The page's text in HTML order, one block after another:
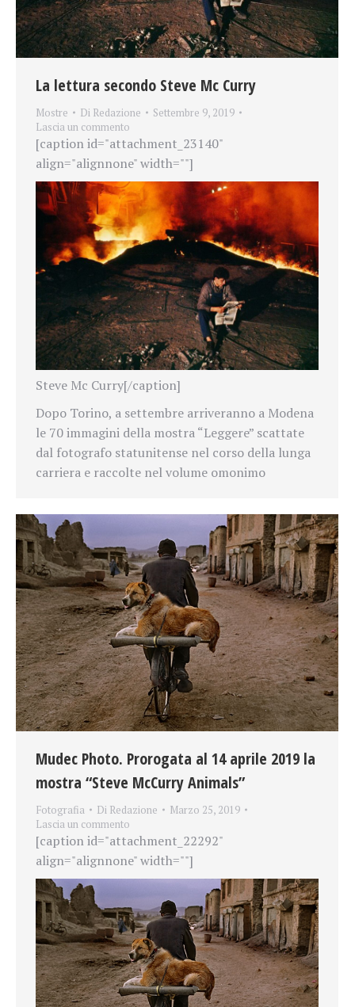
La lettura secondo Steve Mc Curry
Mostre Di Redazione
Settembre 9, 2019
Lascia un commento
[caption id="attachment_23140"
align="alignnone" width=""]
Steve Mc Curry[/caption]
Dopo Torino, a settembre arriveranno a Modena
le 70 immagini della mostra “Leggere” scattate
dal fotografo statunitense nel corso della lunga
carriera e raccolte nel volume omonimo
Mudec Photo. Prorogata al 14 aprile 2019 la
mostra “Steve McCurry Animals”
Fotografia Di Redazione
Marzo 25, 2019
Lascia un commento
[caption id="attachment_22292"
align="alignnone" width=""]